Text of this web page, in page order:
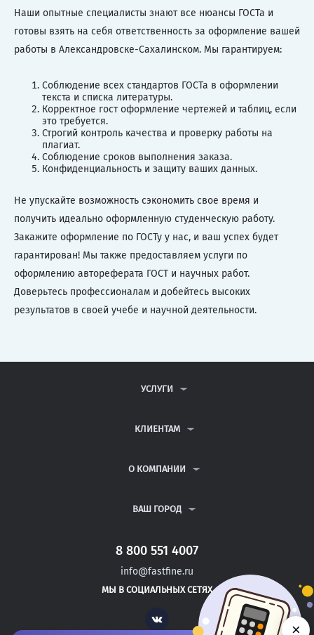
Наши опытные специалисты знают все нюансы ГОСТа и
готовы взять на себя ответственность за оформление вашей
работы в Александровске-Сахалинском. Мы гарантируем:
Соблюдение всех стандартов ГОСТа в оформлении
текста и списка литературы.
Корректное гост оформление чертежей и таблиц, если
это требуется.
Строгий контроль качества и проверку работы на
плагиат.
Соблюдение сроков выполнения заказа.
Конфиденциальность и защиту ваших данных.
Не упускайте возможность сэкономить свое время и
получить идеально оформленную студенческую работу.
Закажите оформление по ГОСТу у нас, и ваш успех будет
гарантирован! Мы также предоставляем услуги по
оформлению автореферата ГОСТ и научных работ.
Доверьтесь профессионалам и добейтесь высоких
результатов в своей учебе и научной деятельности.
УСЛУГИ
ДИПЛОМНЫЕ РАБОТЫ
РЕФЕРАТЫ
КЛИЕНТАМ
ВОПРОСЫ И ОТВЕТЫ
ПОЛИТИКА КОНФИДЕНЦИАЛЬНОСТИ
О КОМПАНИИ
КОНТАКТЫ
ВАШ ГОРОД
САНКТ-ПЕТЕРБУРГ
МОЖАЙСК
НОВОЗЫБКОВ
8 800 551 4007
info@fastfine.ru
МЫ В СОЦИАЛЬНЫХ СЕТЯХ
Vk ×